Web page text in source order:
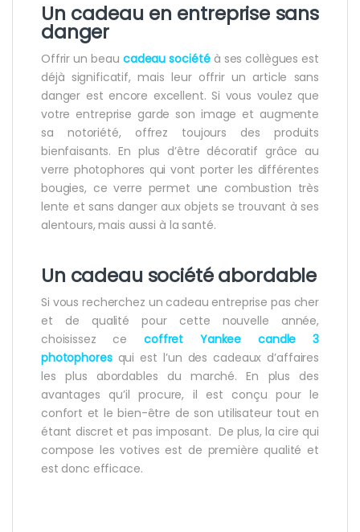
Un cadeau en entreprise sans
danger
Offrir un beau cadeau sociétéà ses collègues est
déjà significatif, mais leur offrir un article sans
danger est encore excellent. Si vous voulez que
votre entreprise garde son image et augmente
sa notoriété, offrez toujours des produits
bienfaisants. En plus d’être décoratif grâce au
verre photophores qui vont porter les différentes
bougies, ce verre permet une combustion très
lente et sans danger aux objets se trouvant à ses
alentours, mais aussi à la santé.
Un cadeau société abordable
Si vous recherchez un cadeau entreprise pas cher
et de qualité pour cette nouvelle année,
choisissez cecoffret Yankee candle 3
photophoresqui est l’un des cadeaux d’affaires
les plus abordables du marché. En plus des
avantages qu’il procure, il est conçu pour le
confort et le bien-être de son utilisateur tout en
étant discret et pas imposant. De plus, la cire qui
compose les votives est de première qualité et
est donc efficace.